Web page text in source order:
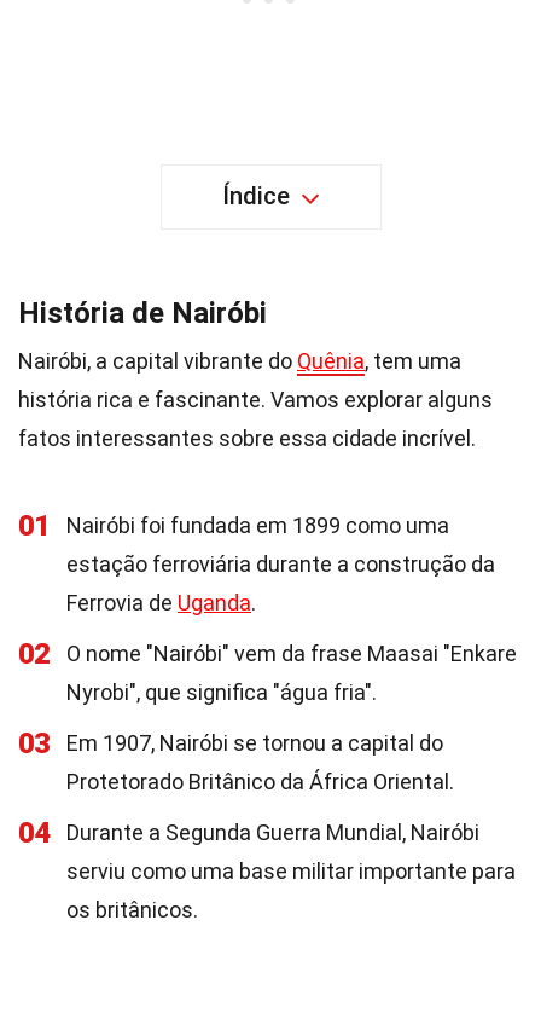
Índice
História de Nairóbi
Nairóbi, a capital vibrante do Quênia, tem uma
história rica e fascinante. Vamos explorar alguns
fatos interessantes sobre essa cidade incrível.
01
Nairóbi foi fundada em 1899 como uma
estação ferroviária durante a construção da
Ferrovia de Uganda.
02
O nome "Nairóbi" vem da frase Maasai "Enkare
Nyrobi", que significa "água fria".
03
Em 1907, Nairóbi se tornou a capital do
Protetorado Britânico da África Oriental.
04
Durante a Segunda Guerra Mundial, Nairóbi
serviu como uma base militar importante para
os britânicos.